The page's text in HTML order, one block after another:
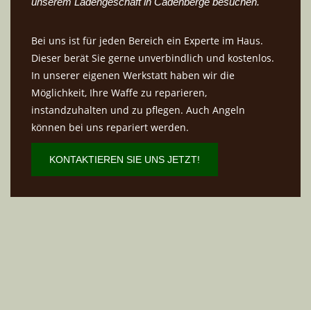
Bei uns ist für jeden Bereich ein Experte im Haus.
Dieser berät Sie gerne unverbindlich und kostenlos.
In unserer eigenen Werkstatt haben wir die
Möglichkeit, Ihre Waffe zu reparieren,
instandzuhalten und zu pflegen. Auch Angeln
können bei uns repariert werden.
KONTAKTIEREN SIE UNS JETZT!